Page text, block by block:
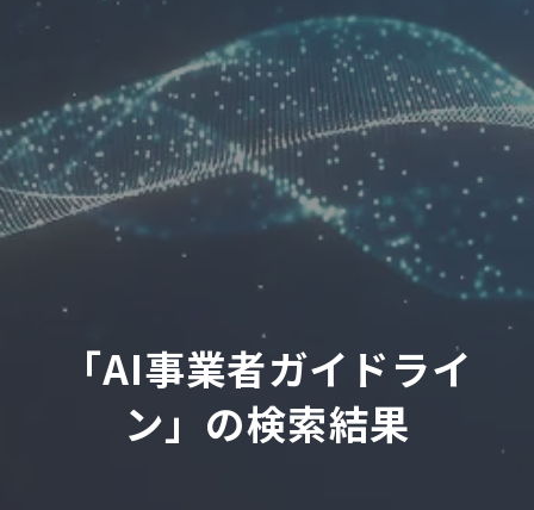
「AI事業者ガイドライ
ン」の検索結果